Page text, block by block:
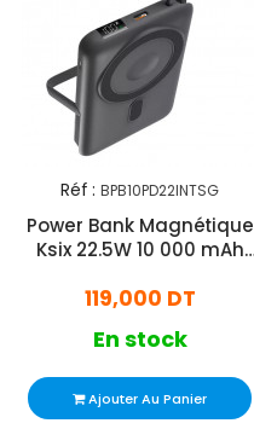
Réf : BPB10PD22INTSG
Power Bank Magnétique
Ksix 22.5W 10 000 mAh
119,000 DT
En stock
Ajouter Au Panier